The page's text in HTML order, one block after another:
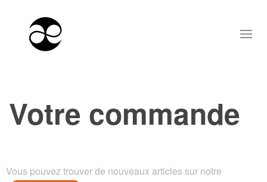
Votre commande
Vous pouvez trouver de nouveaux articles sur notre